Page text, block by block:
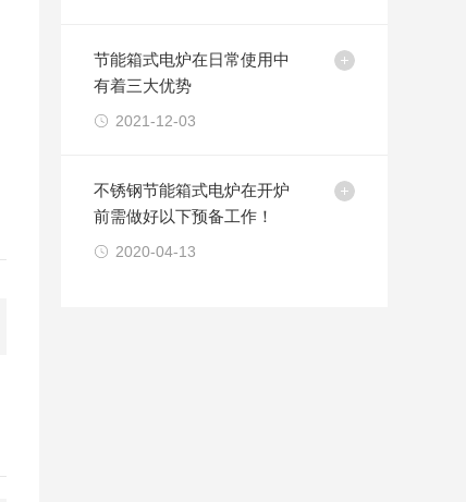
节能箱式电炉在日常使用中
有着三大优势
2021-12-03
不锈钢节能箱式电炉在开炉
前需做好以下预备工作！
2020-04-13